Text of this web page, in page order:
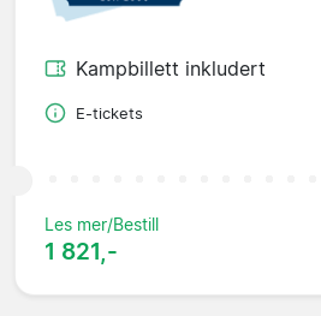
Kampbillett inkludert
E-tickets
Les mer/Bestill
1 821,-